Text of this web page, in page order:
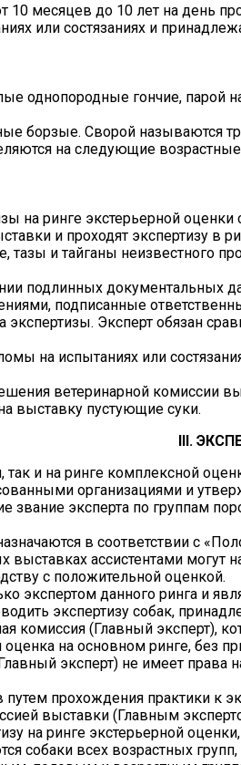
10 месяцев до 10 лет на день
или состязаниях и
однопородные гончие, парой
борзые. Сворой называются
на следующие
на ринге экстерьерной
и проходят экспертизу в
тазы и тайганы
подлинных
подписанные
экспертизы. Эксперт обязан
на испытаниях или
ветеринарной комиссии
выставку пустующие суки.
III.
так и на ринге комплексной
организациями и
эксперта по группам
в соответствии с
ассистентами могут
с положительной оценкой.
экспертом данного ринга и
экспертизу собак,
комиссия (Главный эксперт),
на основном ринге, без
эксперт) не имеет
путем прохождения практики к
выставки (Главным
на ринге экстерьерной
собаки всех возрастных